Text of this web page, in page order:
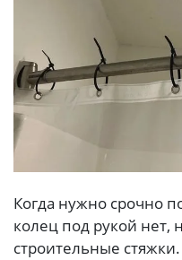
Когда нужно срочно
колец под рукой нет,
строительные стяжки.